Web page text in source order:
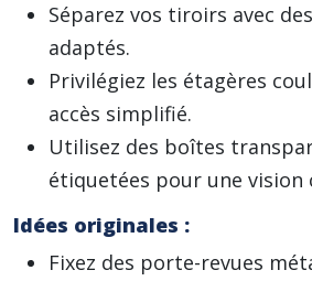
Séparez vos tiroirs avec
adaptés.
Privilégiez les étagères
accès simplifié.
Utilisez des boîtes
étiquetées pour une vision
Idées originales :
Fixez des porte-revues